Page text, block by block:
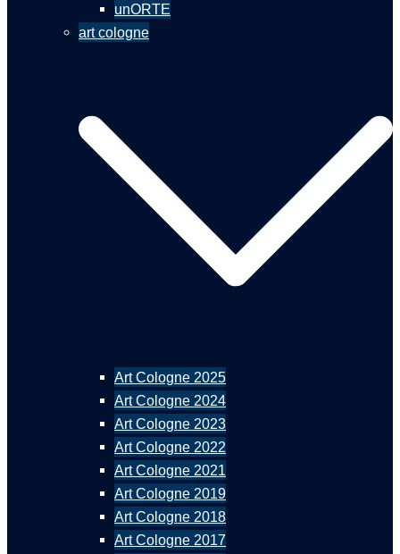
unORTE
art cologne
Art Cologne 2025
Art Cologne 2024
Art Cologne 2023
Art Cologne 2022
Art Cologne 2021
Art Cologne 2019
Art Cologne 2018
Art Cologne 2017